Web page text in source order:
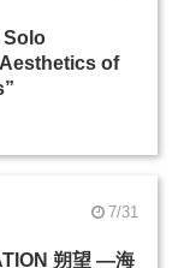
Solo
of
7/31
朔望 ―海